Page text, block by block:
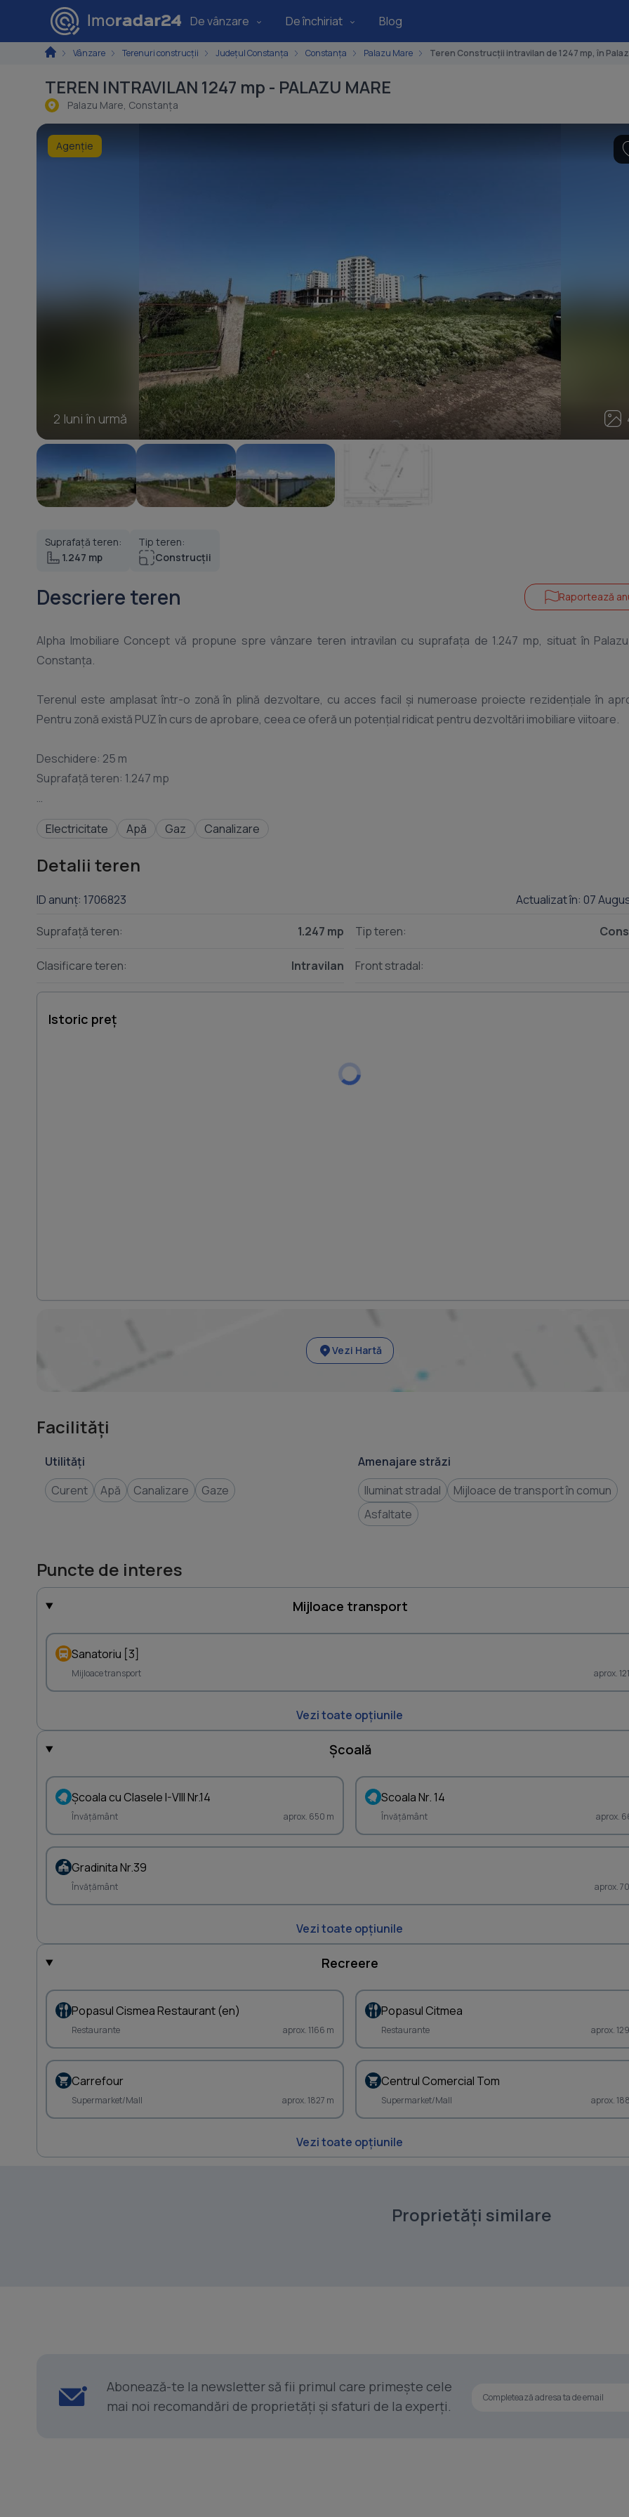
De vânzare De închiriat Blog
Vânzare Terenuri construcţii Județul Constanța Constanța Palazu Mare Teren Construcții intravilan de 1247 mp, în
TEREN INTRAVILAN 1247 mp - PALAZU MARE
Palazu Mare, Constanţa
2 luni în urmă 4
Agenție
Suprafață teren:
1.247 mp
Tip teren:
Construcții
Descriere teren Raportează
Alpha Imobiliare Concept vă propune spre vânzare teren intravilan cu suprafața de 1.247 mp, situat în
Constanța.
Terenul este amplasat într-o zonă în plină dezvoltare, cu acces facil și numeroase proiecte rezidențiale în
Pentru zonă există PUZ în curs de aprobare, ceea ce oferă un potențial ridicat pentru dezvoltări imobiliare viitoare.
Deschidere: 25 m
Suprafață teren: 1.247 mp
Electricitate Apă Gaz Canalizare
Detalii teren
Actualizat în: 07
ID anunț: 1706823
Suprafață teren: 1.247 mp Tip teren:
Clasificare teren: Intravilan Front stradal:
Istoric preț
Vezi Hartă
Facilități
Utilități
Curent
Apă Canalizare Gaze
Amenajare străzi
Iluminat stradal
Mijloace de transport în comun
Asfaltate
Puncte de interes
Mijloace transport
Sanatoriu [3]
Mijloace transport aprox.
Vezi toate opțiunile
Școală
Şcoala cu Clasele I-VIII Nr.14
Învățământ aprox. 650 m
Scoala Nr. 14
Învățământ aprox.
Gradinita Nr.39
Învățământ aprox.
Vezi toate opțiunile
Recreere
Popasul Cismea Restaurant (en)
Restaurante aprox. 1166 m
Popasul Citmea
Restaurante aprox.
Carrefour
Supermarket/Mall aprox. 1827 m
Centrul Comercial Tom
Supermarket/Mall aprox.
Vezi toate opțiunile
Proprietăți similare
Abonează-te la newsletter să fii primul care primește cele
mai noi recomandări de proprietăți și sfaturi de la experți.